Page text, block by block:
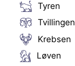
Tyren
Tvillingen
Krebsen
Løven